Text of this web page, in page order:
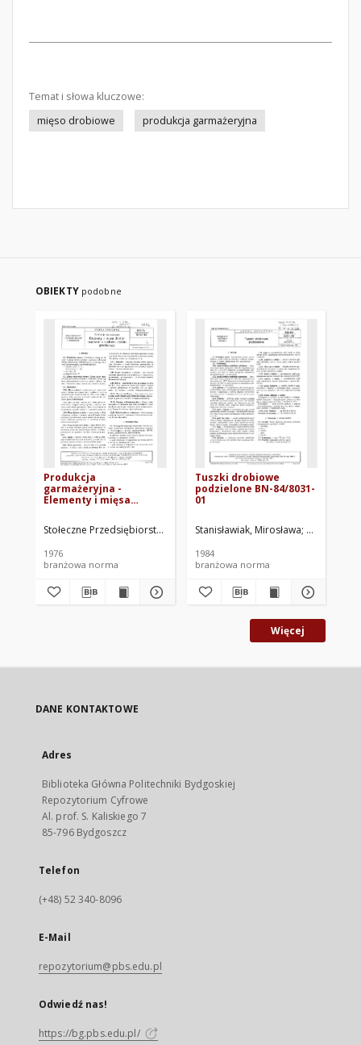
Temat i słowa kluczowe:
mięso drobiowe
produkcja garmażeryjna
OBIEKTY podobne
Produkcja
garmażeryjna -
Elementy i mięsa
rozbioru drobiu
grzebiącego BN-
Stołeczne Przedsiębiorstwo Handlu Spożywczego - Oddział
1976
branżowa norma
Tuszki drobiowe
podzielone BN-84/8031-
01
Stanisławiak, Mirosława Centralny
1984
branżowa norma
Więcej
DANE KONTAKTOWE
Adres
Biblioteka Główna Politechniki Bydgoskiej
Repozytorium Cyfrowe
Al. prof. S. Kaliskiego 7
85-796 Bydgoszcz
Telefon
(+48) 52 340-8096
E-Mail
repozytorium@pbs.edu.pl
Odwiedź nas!
https://bg.pbs.edu.pl/